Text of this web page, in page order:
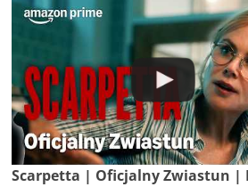
Scarpetta | Oficjalny Zwiastun |